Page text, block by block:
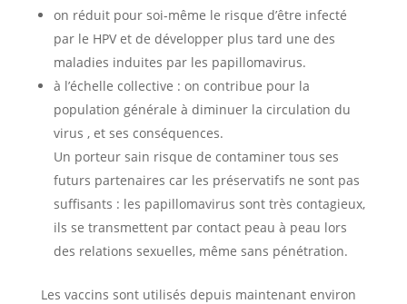
on réduit pour soi-même le risque d’être infecté
par le HPV et de développer plus tard une des
maladies induites par les papillomavirus.
à l’échelle collective : on contribue pour la
population générale à diminuer la circulation du
virus , et ses conséquences.
Un porteur sain risque de contaminer tous ses
futurs partenaires car les préservatifs ne sont pas
suffisants : les papillomavirus sont très contagieux,
ils se transmettent par contact peau à peau lors
des relations sexuelles, même sans pénétration.
Les vaccins sont utilisés depuis maintenant environ